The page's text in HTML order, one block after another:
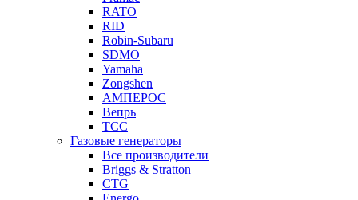
RATO
RID
Robin-Subaru
SDMO
Yamaha
Zongshen
АМПЕРОС
Вепрь
ТСС
Газовые генераторы
Все производители
Briggs & Stratton
CTG